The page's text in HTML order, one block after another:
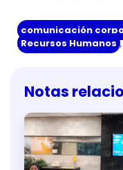
comunicación
Recursos Humanos
Notas